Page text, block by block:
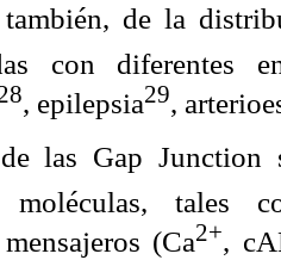
de la
con diferentes
, epilepsia29,
las Gap
moléculas, tales
(Ca2+,